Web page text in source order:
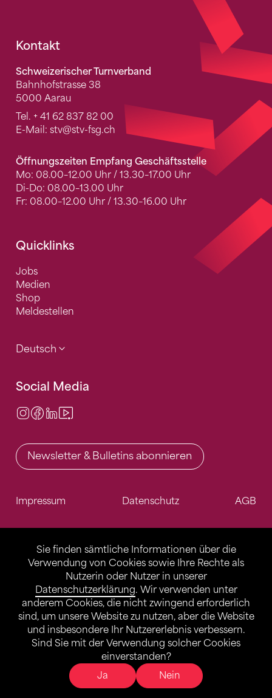
Sie finden sämtliche Informationen über die
Verwendung von Cookies sowie Ihre Rechte als
Nutzerin oder Nutzer in unserer
Datenschutzerklärung. Wir verwenden unter
anderem Cookies, die nicht zwingend erforderlich
sind, um unsere Website zu nutzen, aber die Website
und insbesondere Ihr Nutzererlebnis verbessern.
Sind Sie mit der Verwendung solcher Cookies
einverstanden?
Ja
Nein
Fusszeile
Kontakt
Schweizerischer Turnverband
Bahnhofstrasse 38
5000 Aarau
Tel. + 41 62 837 82 00
E-Mail: stv@stv-fsg.ch
Öffnungszeiten Empfang Geschäftsstelle
Mo: 08.00–12.00 Uhr / 13.30–17.00 Uhr
Di-Do: 08.00–13.00 Uhr
Fr: 08.00–12.00 Uhr / 13.30–16.00 Uhr
Quicklinks
Jobs
Medien
Shop
Meldestellen
Deutsch
Social Media
Instagram
Facebook
LinkedIn
Newsletter & Bulletins abonnieren
Impressum Datenschutz AGB